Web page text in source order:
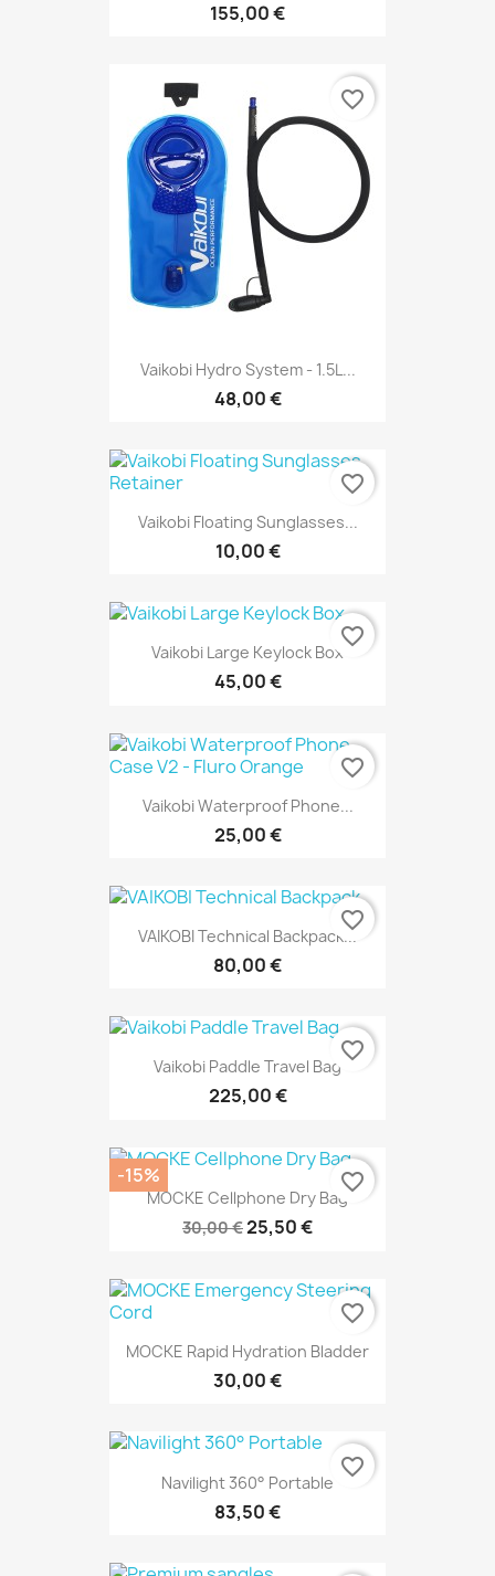
155,00 €
Vaikobi Hydro System - 1.5L...
48,00 €
favorite_border
Vaikobi Floating Sunglasses...
10,00 €
favorite_border
Vaikobi Large Keylock Box
45,00 €
favorite_border
Vaikobi Waterproof Phone...
25,00 €
favorite_border
VAIKOBI Technical Backpack...
80,00 €
favorite_border
Vaikobi Paddle Travel Bag
225,00 €
favorite_border
MOCKE Cellphone Dry Bag
30,00 €25,50 €
-15% favorite_border
MOCKE Rapid Hydration Bladder
30,00 €
favorite_border
Navilight 360° Portable
83,50 €
favorite_border